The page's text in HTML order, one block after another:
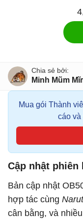
Minh Mũm
Mua gói Thành
cáo và
Cập nhật phiên
Bản cập nhật
hợp tác cùng
cân bằng, và